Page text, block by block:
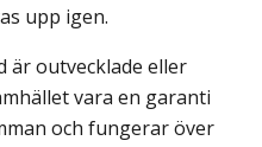
upp igen.
är outvecklade eller
vara en garanti
och fungerar över